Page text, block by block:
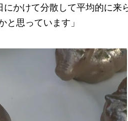
にかけて分散して平均的に来
と思っています」